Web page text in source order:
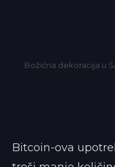
Božićna dekoracija u
Bitcoin-ova